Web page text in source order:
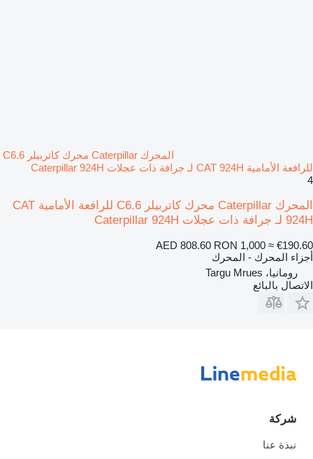
المحرك Caterpillar محرك كاتربيلر C6.6
للرافعة الأمامية CAT 924H لـ جرافة ذات عجلات Caterpillar 924H
4
المحرك Caterpillar محرك كاتربيلر C6.6 للرافعة الأمامية CAT
924H لـ جرافة ذات عجلات Caterpillar 924H
AED 808.60 RON 1,000 ≈ €190.60
أجزاء المحرك - المحرك
رومانيا، Targu Mrues
الاتصال بالبائع
شركة
نبذة عنا